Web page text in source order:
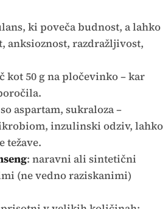
ki poveča budnost, a lahko
anksioznost, razdražljivost,
kot 50 g na pločevinko – kar
aspartam, sukraloza –
inzulinski odziv, lahko
težave.
: naravni ali sintetični
(ne vedno raziskanimi)